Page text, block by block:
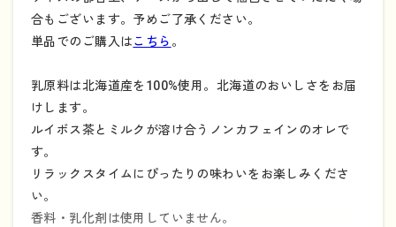
合もございます。予めご了承ください。
単品でのご購入はこちら 。
乳原料は北海道産を100%使用。北海道のおいしさをお届
けします。
ルイボス茶とミルクが溶け合うノンカフェインのオレで
す。
リラックスタイムにぴったりの味わいをお楽しみくださ
い。
香料・乳化剤は使用していません。